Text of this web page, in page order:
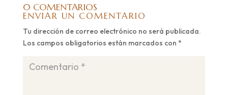
0 COMENTARIOS
ENVIAR UN COMENTARIO
Tu dirección de correo electrónico no será publicada.
Los campos obligatorios están marcados con *